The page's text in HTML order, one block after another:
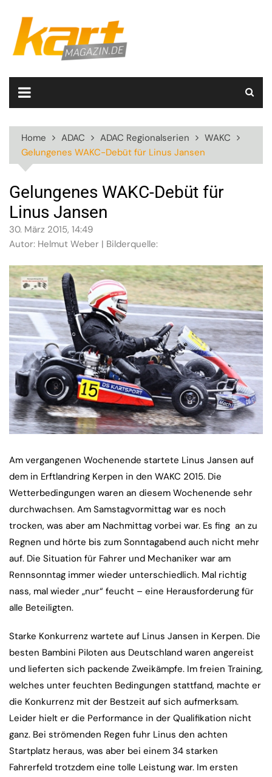
content
Home ADAC ADAC Regionalserien
WAKC
Gelungenes WAKC-Debüt für Linus Jansen
Gelungenes WAKC-Debüt für
Linus Jansen
30. März 2015, 14:49
Autor: Helmut Weber | Bilderquelle:
Am vergangenen Wochenende startete Linus Jansen auf
dem in Erftlandring Kerpen in den WAKC 2015. Die
Wetterbedingungen waren an diesem Wochenende sehr
durchwachsen. Am Samstagvormittag war es noch
trocken, was aber am Nachmittag vorbei war. Es fing an zu
Regnen und hörte bis zum Sonntagabend auch nicht mehr
auf. Die Situation für Fahrer und Mechaniker war am
Rennsonntag immer wieder unterschiedlich. Mal richtig
nass, mal wieder „nur“ feucht – eine Herausforderung für
alle Beteiligten.
Starke Konkurrenz wartete auf Linus Jansen in Kerpen. Die
besten Bambini Piloten aus Deutschland waren angereist
und lieferten sich packende Zweikämpfe. Im freien Training,
welches unter feuchten Bedingungen stattfand, machte er
die Konkurrenz mit der Bestzeit auf sich aufmerksam.
Leider hielt er die Performance in der Qualifikation nicht
ganz. Bei strömenden Regen fuhr Linus den achten
Startplatz heraus, was aber bei einem 34 starken
Fahrerfeld trotzdem eine tolle Leistung war. Im ersten